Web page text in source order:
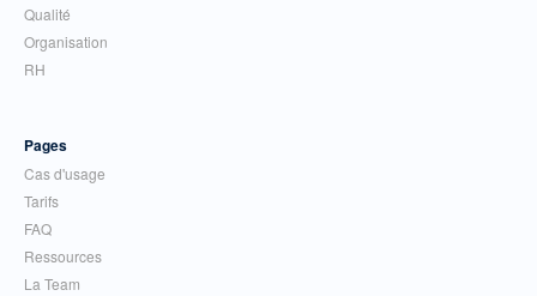
Qualité
Organisation
RH
Pages
Cas d'usage
Tarifs
FAQ
Ressources
La Team